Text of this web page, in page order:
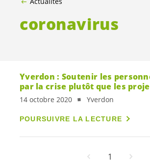
coronavirus
Yverdon : Soutenir les
par la crise plutôt que les
14 octobre 2020 Yverdon
POURSUIVRE LA LECTURE
1